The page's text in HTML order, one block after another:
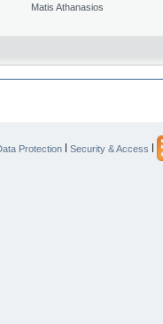
Matis Athanasios
Protection | Security & Access |